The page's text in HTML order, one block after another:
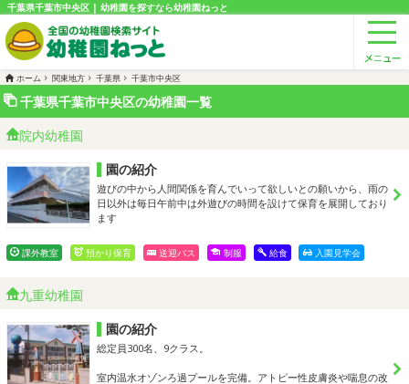
千葉県千葉市中央区 | 幼稚園を探すなら幼稚園ねっと
ホーム 関東地方 千葉県 千葉市中央区
千葉県千葉市中央区の幼稚園一覧
院内幼稚園
園の紹介
遊びの中から人間関係を育んでいって欲しいとの願いから、雨の
日以外は毎日午前中は外遊びの時間を設けて保育を展開しており
ます
課外教室 預かり保育 送迎バス 制服 給食 入園見学会
九重幼稚園
園の紹介
総定員300名、9クラス。
室内温水オゾンろ過プールを完備。アトピー性皮膚炎や喘息の改